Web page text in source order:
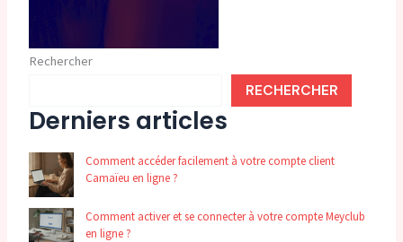
Rechercher
RECHERCHER
Derniers articles
Comment accéder facilement à votre compte client
Camaïeu en ligne ?
Comment activer et se connecter à votre compte Meyclub
en ligne ?